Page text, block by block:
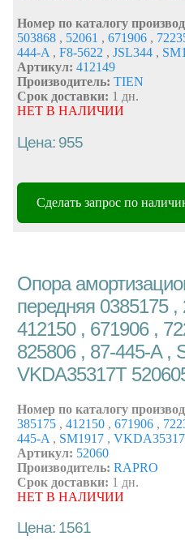
Номер по каталогу
503868 , 52061 , 671906 ,
444-A , F8-5622 , JSL344 ,
Артикул: 412149
Производитель: TIEN
Срок доставки: 1 дн.
НЕТ В НАЛИЧИИ
Цена: 955
Сделать запрос по
Опора
передняя 0385175 ,
412150 , 671906 ,
825806 , 87-445-A ,
VKDA35317T
Номер по каталогу
385175 , 412150 , 671906 ,
445-A , SM1917 ,
Артикул: 52060
Производитель: RAPRO
Срок доставки: 1 дн.
НЕТ В НАЛИЧИИ
Цена: 1561